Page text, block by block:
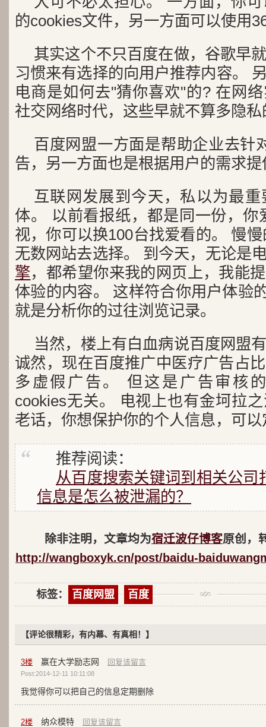
的cookies文件，另一方面可以使用
其实这个不只百度在做，谷歌早
习惯来有选择的向用户推荐内容。
电商是如何去"猜你喜欢"的? 在网
社交网络时代，这些早就不算多隐
百度网盟一方面是帮助企业去针
告，另一方面也是根据用户的需求
互联网发展到今天，私以为最
体。 以前看报纸，都是同一份，你
视，你可以换100台找爱看的。 慢
无数网站去选择。 到今天，无论是
擎，都希望你来我的网页上，我能
体验的内容。 这样符合你用户体验
就是分析你的过往浏览记录。
当然，楼上有白血病说百度网盟
诚然，现在百度推广中医疗广告占
多虚假广告。 但这是广告审核
cookies无关。 电视上也有金坷拉
老话，你想保护你的个人信息，可
推荐阅读：
从百度搜索关键词到相关公司
信息是怎么被泄漏的？
除非注明，文章均为宿迁波仔博客原创，
http://wangboxyk.cn/post/baidu-
标签： 百度网盟 百度
【评论很精彩，有内幕、有真相！】
3楼 赢在大学励志网 回复该留言
Post:2014-12-11 10:11:08
我觉得你可以把自己的信息定期删除
2楼 纳众模特 回复该留言